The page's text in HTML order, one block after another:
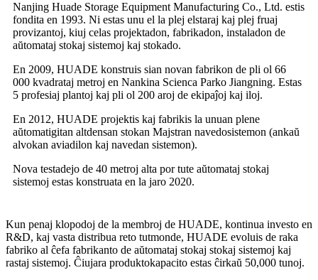
Nanjing Huade Storage Equipment Manufacturing Co., Ltd. estis
fondita en 1993. Ni estas unu el la plej elstaraj kaj plej fruaj
provizantoj, kiuj celas projektadon, fabrikadon, instaladon de
aŭtomataj stokaj sistemoj kaj stokado.
En 2009, HUADE konstruis sian novan fabrikon de pli ol 66
000 kvadrataj metroj en Nankina Scienca Parko Jiangning. Estas
5 profesiaj plantoj kaj pli ol 200 aroj de ekipaĵoj kaj iloj.
En 2012, HUADE projektis kaj fabrikis la unuan plene
aŭtomatigitan altdensan stokan Majstran navedosistemon (ankaŭ
alvokan aviadilon kaj navedan sistemon).
Nova testadejo de 40 metroj alta por tute aŭtomataj stokaj
sistemoj estas konstruata en la jaro 2020.
Kun penaj klopodoj de la membroj de HUADE, kontinua investo en
R&D, kaj vasta distribua reto tutmonde, HUADE evoluis de raka
fabriko al ĉefa fabrikanto de aŭtomataj stokaj stokaj sistemoj kaj
rastaj sistemoj. Ĉiujara produktokapacito estas ĉirkaŭ 50,000 tunoj.